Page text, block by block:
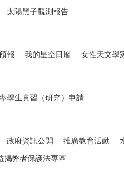
太陽黑子觀測報告
報 我的星空日曆 女性天文學
學生實習（研究）申請
政府資訊公開 推廣教育活動
揭弊者保護法專區